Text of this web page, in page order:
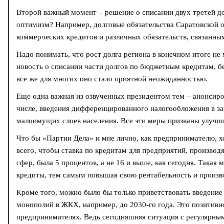
Второй важный момент – решение о списании двух третей
оптимизм? Например, долговые обязательства
коммерческих кредитов и различных обязательств,
Надо понимать, что рост долга региона в конечном итоге
новость о списании части долгов по бюджетным кредитам,
все же для многих оно стало приятной неожиданностью.
Еще одна важная из озвученных президентом тем –
числе, введения дифференцированного налогообложения в
малоимущих слоев населения. Все эти меры призваны
Что бы «Партии Дела» и мне лично, как предпринимателю,
всего, чтобы ставка по кредитам для предприятий,
сфер, была 5 процентов, а не 16 и выше, как сегодня. Такая
кредиты, тем самым повышая свою рентабельность и
Кроме того, можно было бы только приветствовать
монополий в ЖКХ, например, до 2030-го года. Это
предпринимателях. Ведь сегодняшняя ситуация с